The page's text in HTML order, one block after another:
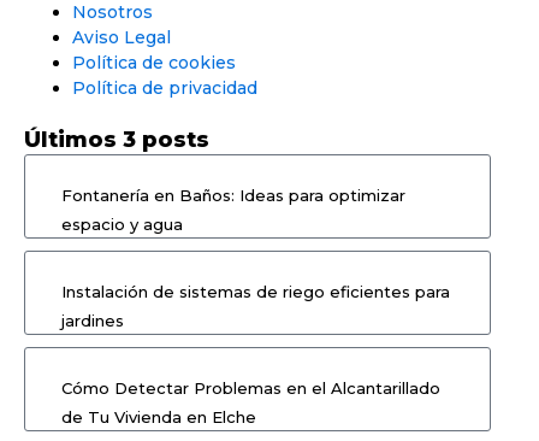
Nosotros
Aviso Legal
Política de cookies
Política de privacidad
Últimos 3 posts
Fontanería en Baños: Ideas para optimizar
espacio y agua
Instalación de sistemas de riego eficientes para
jardines
Cómo Detectar Problemas en el Alcantarillado
de Tu Vivienda en Elche